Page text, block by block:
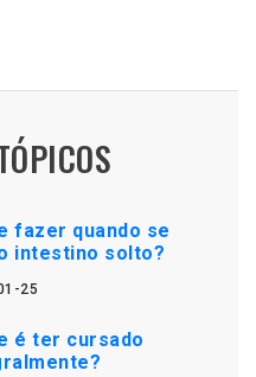
fazer quando se
intestino solto?
25
é ter cursado